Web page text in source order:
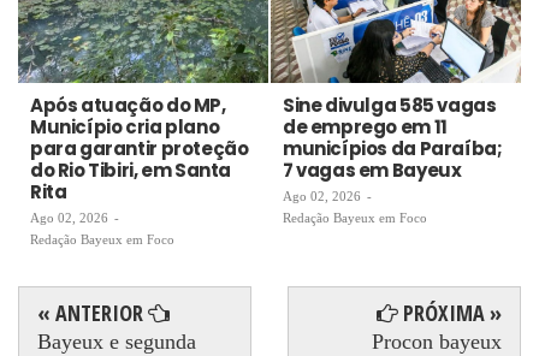
Após atuação do MP,
Município cria plano
para garantir proteção
do Rio Tibiri, em Santa
Rita
Ago 02, 2026 -
Redação Bayeux em Foco
Sine divulga 585 vagas
de emprego em 11
municípios da Paraíba;
7 vagas em Bayeux
Ago 02, 2026 -
Redação Bayeux em Foco
« ANTERIOR
Bayeux e segunda
PRÓXIMA »
Procon bayeux